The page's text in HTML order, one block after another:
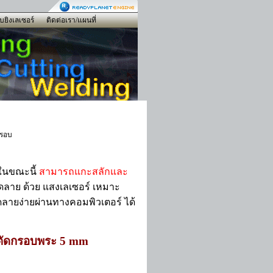
ยิงเลเซอร์ ติดต่อเรา/แผนที่
อบ
นขณะนี้ สามารถแกะสลักและ
าย ด้วย แสงเลเซอร์ เหมาะ
ายง่ายผ่านทางคอมพิวเตอร์ ได้
กรอบพระ 5 mm